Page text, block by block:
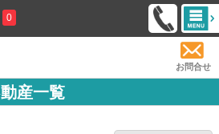
0
お問合せ
産一覧